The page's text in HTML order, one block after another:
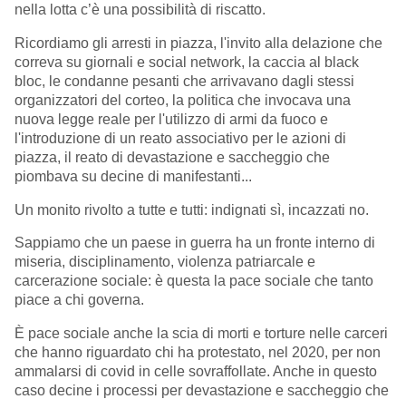
nella lotta c’è una possibilità di riscatto.
Ricordiamo gli arresti in piazza, l'invito alla delazione che
correva su giornali e social network, la caccia al black
bloc, le condanne pesanti che arrivavano dagli stessi
organizzatori del corteo, la politica che invocava una
nuova legge reale per l'utilizzo di armi da fuoco e
l'introduzione di un reato associativo per le azioni di
piazza, il reato di devastazione e saccheggio che
piombava su decine di manifestanti...
Un monito rivolto a tutte e tutti: indignati sì, incazzati no.
Sappiamo che un paese in guerra ha un fronte interno di
miseria, disciplinamento, violenza patriarcale e
carcerazione sociale: è questa la pace sociale che tanto
piace a chi governa.
È pace sociale anche la scia di morti e torture nelle carceri
che hanno riguardato chi ha protestato, nel 2020, per non
ammalarsi di covid in celle sovraffollate. Anche in questo
caso decine i processi per devastazione e saccheggio che